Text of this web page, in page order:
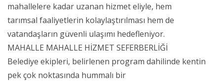
mahallelere kadar uzanan hizmet eliyle, hem
tarımsal faaliyetlerin kolaylaştırılması hem de
vatandaşların güvenli ulaşımı hedefleniyor.
MAHALLE MAHALLE HİZMET SEFERBERLİĞİ
Belediye ekipleri, belirlenen program dahilinde kentin
pek çok noktasında hummalı bir